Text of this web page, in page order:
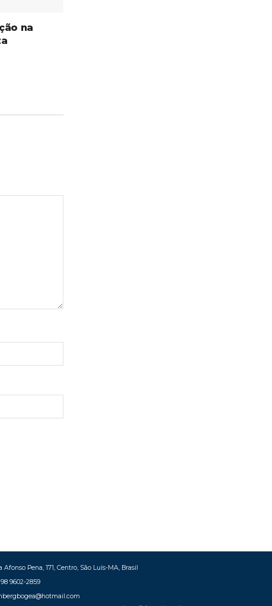
na
Afonso Pena, 171, Centro, São Luís-MA, Brasil
9602-2859